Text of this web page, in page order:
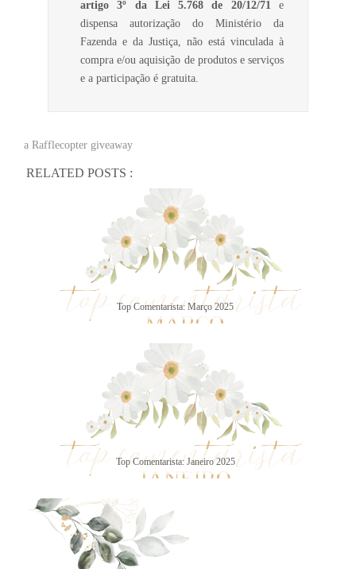
artigo 3º da Lei 5.768 de 20/12/71e
dispensa autorização do Ministério da
Fazenda e da Justiça, não está vinculada à
compra e/ou aquisição de produtos e serviços
e a participação é gratuita.
a Rafflecopter giveaway
RELATED POSTS :
Top Comentarista: Março 2025
Top Comentarista: Janeiro 2025